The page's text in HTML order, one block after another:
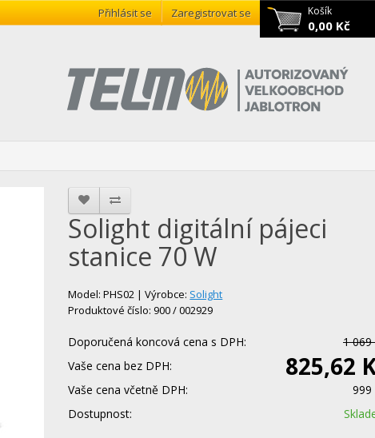
Košík
0,00 Kč
Přihlásit se Zaregistrovat se
Solight digitální pájeci
stanice 70 W
Model: PHS02 | Výrobce: Solight
Produktové číslo: 900 / 002929
Doporučená koncová cena s DPH:
1 069
Vaše cena bez DPH:
825,62
Vaše cena včetně DPH:
999
Dostupnost: